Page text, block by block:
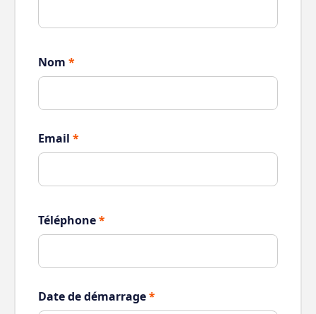
Nom *
Email *
Téléphone*
Date de démarrage*